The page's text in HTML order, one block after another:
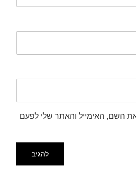
השם, האימייל והאתר שלי לפעם